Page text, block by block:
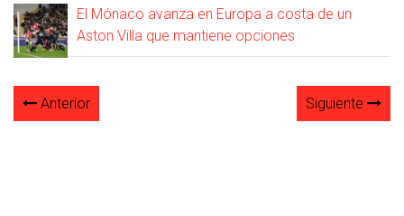
El Mónaco avanza en Europa a costa de un
Aston Villa que mantiene opciones
Anterior Siguiente